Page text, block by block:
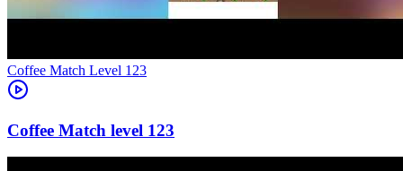
Level 123
123